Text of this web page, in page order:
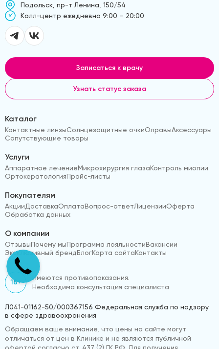
Подольск, пр-т Ленина, 150/54
Kолл-центр ежедневно 9:00 – 20:00
Записаться к врачу
Узнать статус заказа
Каталог
Контактные линзыСолнцезащитные очкиОправыАксессуары
Сопутствующие товары
Услуги
Аппаратное лечениеМикрохирургия глазаКонтроль миопии
ОртокератологияПрайс-листы
Покупателям
АкцииДоставкаОплатаВопрос-ответЛицензииОферта
Обработка данных
О компании
ОтзывыПочему мыПрограмма лояльностиВакансии
Эксклюзивный брендБлогКарта сайтаКонтакты
18+
Имеются противопоказания.
Необходима консультация специалиста
Л041-01162-50/000367156 Федеральная служба по надзору
в сфере здравоохранения
Обращаем ваше внимание, что цены на сайте могут
отличаться от цен в Клинике и не являются публичной
офертой согласно ст. 437 (2) ГК РФ. Для получения